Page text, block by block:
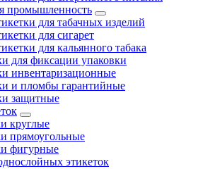
промышленность
для табачных изделий
для сигарет
для кальянного табака
для фиксации упаковки
инвентаризационные
и пломбы гарантийные
защитные
круглые
прямоугольные
фигурные
этикеток